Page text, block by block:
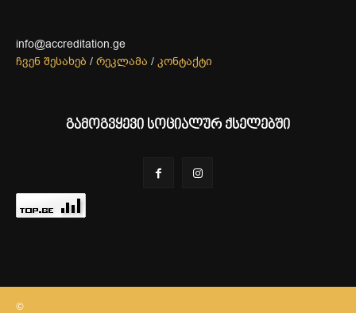
info@accreditation.ge
ჩვენ შესახებ / რეკლამა / კონტაქტი
გამოგვყევი სოციალურ ქსელებში
©